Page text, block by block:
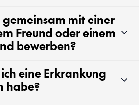
gemeinsam mit einer
Freund oder einem
bewerben?
eine Erkrankung
habe?